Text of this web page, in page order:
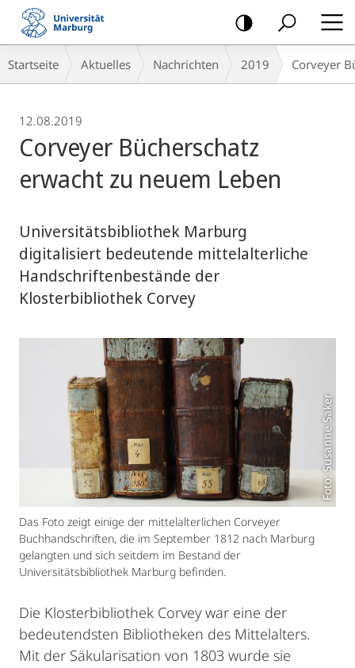
Mobile-
Navigation
Breadcrumb-
Navigation
Startseite Aktuelles Nachrichten 2019 Corveyer
12.08.2019
Corveyer Bücherschatz
erwacht zu neuem Leben
Universitätsbibliothek Marburg
digitalisiert bedeutende mittelalterliche
Handschriftenbestände der
Klosterbibliothek Corvey
Foto: Susanne Saker
Das Foto zeigt einige der mittelalterlichen Corveyer
Buchhandschriften, die im September 1812 nach Marburg
gelangten und sich seitdem im Bestand der
Universitätsbibliothek Marburg befinden.
Die Klosterbibliothek Corvey war eine der
bedeutendsten Bibliotheken des Mittelalters.
Mit der Säkularisation von 1803 wurde sie